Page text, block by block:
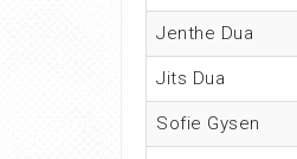
Jenthe Dua
Jits Dua
Sofie Gysen